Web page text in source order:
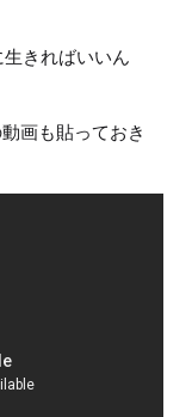
きればいいん
画も貼っておき